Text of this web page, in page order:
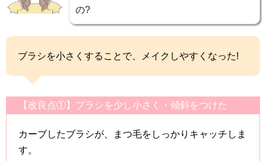
の?
ブラシを小さくすることで、メイクしやすくなった!
【改良点①】ブラシを少し小さく・傾斜をつけた
カーブしたブラシが、まつ毛をしっかりキャッチしま
す。